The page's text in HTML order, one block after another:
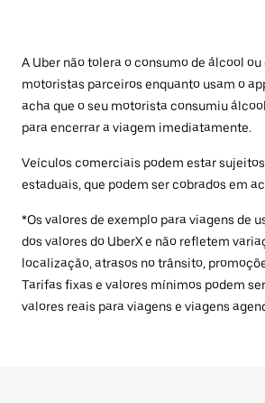
A Uber não tolera o consumo de álcool ou
motoristas parceiros enquanto usam o
acha que o seu motorista consumiu
para encerrar a viagem imediatamente.
Veículos comerciais podem estar
estaduais, que podem ser cobrados em
*Os valores de exemplo para viagens de
dos valores do UberX e não refletem
localização, atrasos no trânsito,
Tarifas fixas e valores mínimos podem
valores reais para viagens e viagens